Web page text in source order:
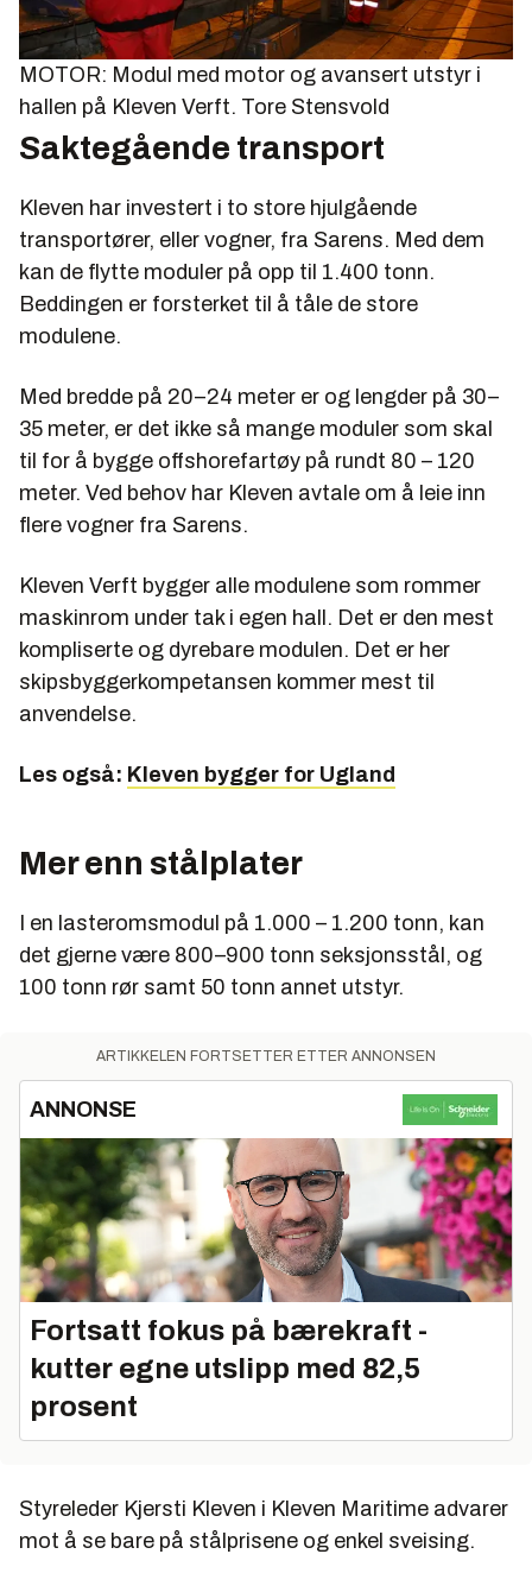
MOTOR: Modul med motor og avansert utstyr i
hallen på Kleven Verft. Tore Stensvold
Saktegående transport
Kleven har investert i to store hjulgående
transportører, eller vogner, fra Sarens. Med dem
kan de flytte moduler på opp til 1.400 tonn.
Beddingen er forsterket til å tåle de store
modulene.
Med bredde på 20–24 meter er og lengder på 30–
35 meter, er det ikke så mange moduler som skal
til for å bygge offshorefartøy på rundt 80 – 120
meter. Ved behov har Kleven avtale om å leie inn
flere vogner fra Sarens.
Kleven Verft bygger alle modulene som rommer
maskinrom under tak i egen hall. Det er den mest
kompliserte og dyrebare modulen. Det er her
skipsbyggerkompetansen kommer mest til
anvendelse.
Les også: Kleven bygger for Ugland
Mer enn stålplater
I en lasteromsmodul på 1.000 – 1.200 tonn, kan
det gjerne være 800–900 tonn seksjonsstål, og
100 tonn rør samt 50 tonn annet utstyr.
ARTIKKELEN FORTSETTER ETTER ANNONSEN
ANNONSE
Fortsatt fokus på bærekraft -
kutter egne utslipp med 82,5
prosent
Styreleder Kjersti Kleven i Kleven Maritime advarer
mot å se bare på stålprisene og enkel sveising.